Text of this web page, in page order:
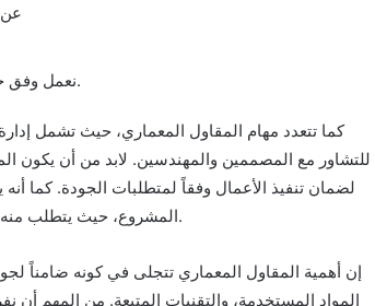
عن
نعمل وفق خطط ودراسات يتم تنفيذها لك خصيصاً حسب مشروعك.
كما تتعدد مهام المقاول المعماري، حيث تشمل
للتشاور مع المصممين والمهندسين. لابد من أن يكون
لضمان تنفيذ الأعمال وفقاً لمتطلبات الجودة. كما
المشروع، حيث يتطلب منه توضيح النقاط الفنية والتواصل المستمر مع جميع المشاركين.
إن أهمية المقاول المعماري تتجلى في كونه ضامناً
المواد المستخدمة، والتقنيات المتبعة. من المهم أن